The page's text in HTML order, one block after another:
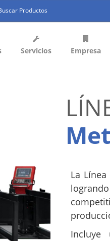
Productos
Servicios Empresa
La
Incluye